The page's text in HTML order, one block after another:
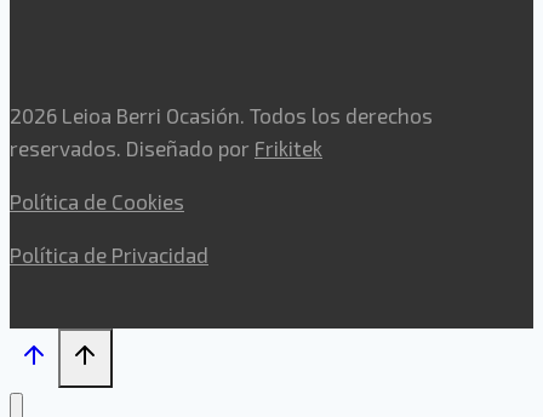
2026 Leioa Berri Ocasión. Todos los derechos
reservados. Diseñado por Frikitek
Política de Cookies
Política de Privacidad